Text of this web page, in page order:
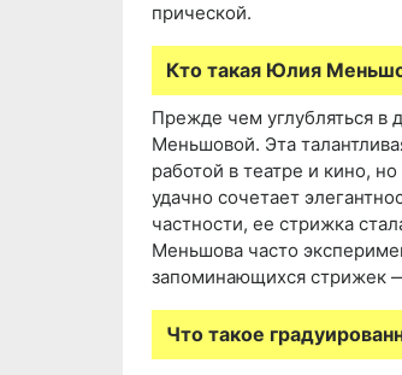
прической.
Кто такая Юлия
Прежде чем углубляться в
Меньшовой. Эта
работой в театре и кино,
удачно сочетает
частности, ее стрижка
Меньшова часто
запоминающихся стрижек
Что такое